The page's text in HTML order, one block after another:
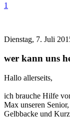
1
Dienstag, 7. Juli
wer kann uns
Hallo allerseits,
ich brauche Hilfe
Max unseren
Gelbbacke und